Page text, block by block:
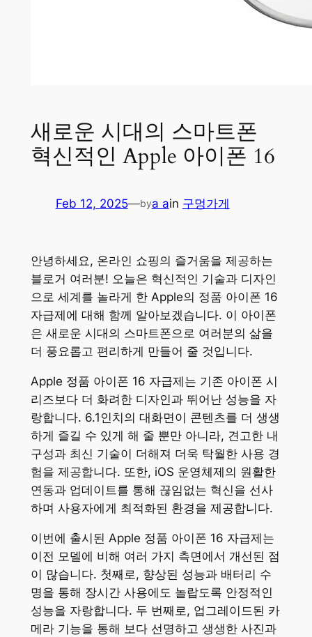
새로운 시대의 스마트폰
혁신적인 Apple 아이폰 16
Feb 12, 2025—bya ain 구멍가게
안녕하세요, 온라인 쇼핑의 즐거움을 제공하는
블로거 여러분! 오늘은 혁신적인 기술과 디자인
으로 세계를 놀라게 한 Apple의 정품 아이폰 16
자급제에 대해 함께 알아보겠습니다. 이 아이폰
은 새로운 시대의 스마트폰으로 여러분의 삶을
더 풍요롭고 편리하게 만들어 줄 것입니다.
Apple 정품 아이폰 16 자급제는 기존 아이폰 시
리즈보다 더 화려한 디자인과 뛰어난 성능을 자
랑합니다. 6.1인치의 대화면이 콘텐츠를 더 생생
하게 즐길 수 있게 해 줄 뿐만 아니라, 견고한 내
구성과 최신 기술이 더해져 더욱 탁월한 사용 경
험을 제공합니다. 또한, iOS 운영체제의 원활한
연동과 업데이트를 통해 끊임없는 혁신을 선사
하며 사용자에게 최적화된 환경을 제공합니다.
이번에 출시된 Apple 정품 아이폰 16 자급제는
이전 모델에 비해 여러 가지 측면에서 개선된 점
이 많습니다. 첫째로, 향상된 성능과 배터리 수
명을 통해 장시간 사용에도 놀랍도록 안정적인
성능을 자랑합니다. 두 번째로, 업그레이드된 카
메라 기능을 통해 보다 선명하고 생생한 사진과